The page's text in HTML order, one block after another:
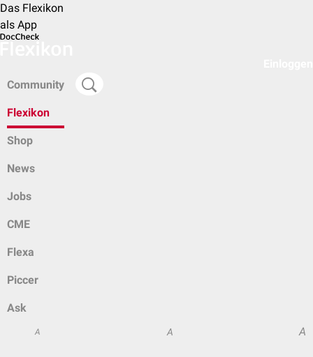
Das Flexikon
als App
Community
Flexikon
Shop
News
Jobs
CME
Flexa
Piccer
Ask
A A A